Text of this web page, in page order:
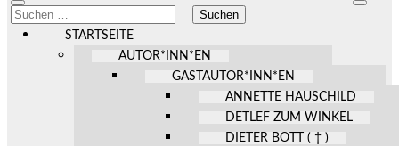
Mobile-
Menü
ein-/ausblenden
Suchen
nach:
STARTSEITE
AUTOR*INN*EN
GASTAUTOR*INN*EN
ANNETTE HAUSCHILD
DETLEF ZUM WINKEL
DIETER BOTT ( † )